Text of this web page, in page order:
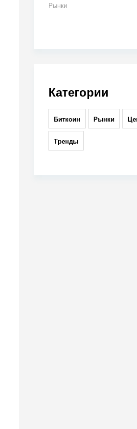
Рынки
Категории
Биткоин Рынки
Тренды